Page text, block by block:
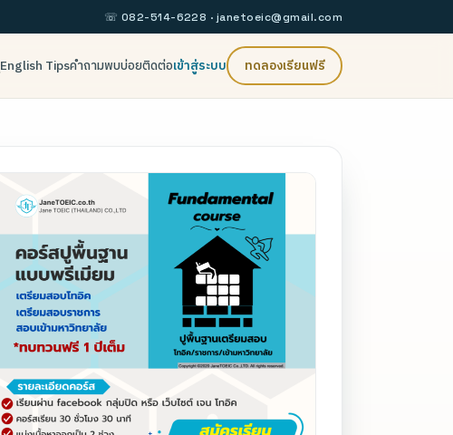
☏ 082-514-6228 · janetoeic@gmail.com
English Tipsคำถามพบบ่อยติดต่อเข้าสู่ระบบ ทดลองเรียนฟรี